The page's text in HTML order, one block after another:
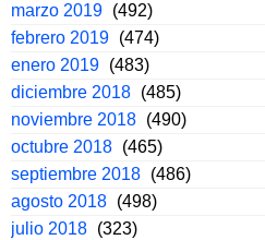
marzo 2019 (492)
febrero 2019 (474)
enero 2019 (483)
diciembre 2018 (485)
noviembre 2018 (490)
octubre 2018 (465)
septiembre 2018 (486)
agosto 2018 (498)
julio 2018 (323)